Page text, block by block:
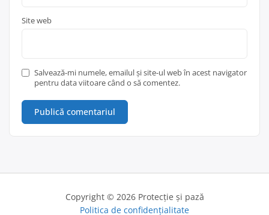
Site web
Salvează-mi numele, emailul și site-ul web în acest navigator
pentru data viitoare când o să comentez.
Copyright © 2026 Protecție și pază
Politica de confidențialitate